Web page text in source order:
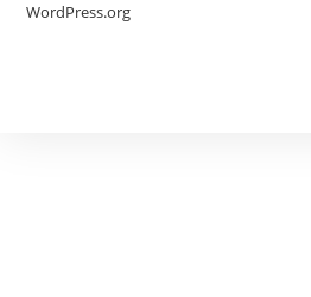
WordPress.org